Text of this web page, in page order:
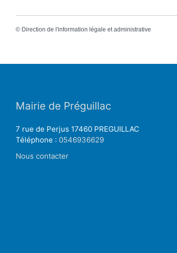
© Direction de l'information légale et administrative
Mairie de Préguillac
7 rue de Perjus 17460 PREGUILLAC
Téléphone : 0546936629
Nous contacter